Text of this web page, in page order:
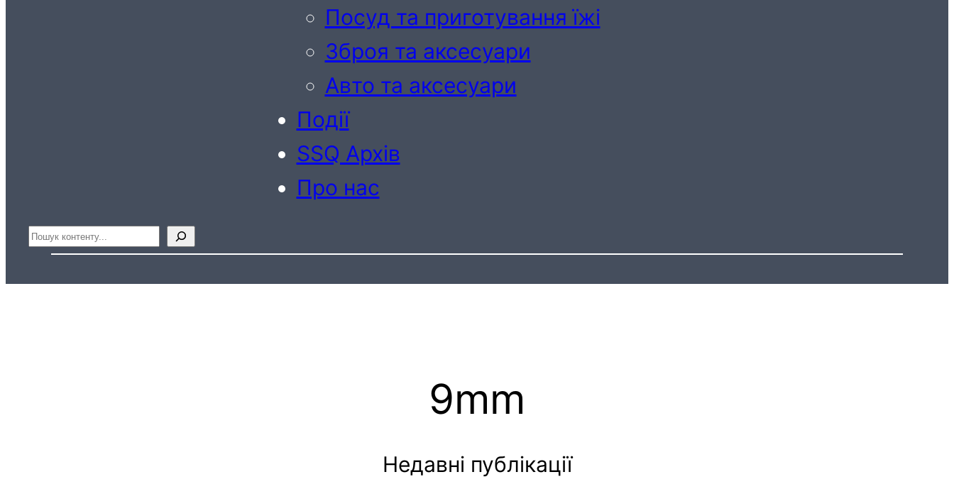
Посуд та приготування їжі
Зброя та аксесуари
Авто та аксесуари
Події
SSQ Архів
Про нас
Пошук
9mm
Недавні публікації